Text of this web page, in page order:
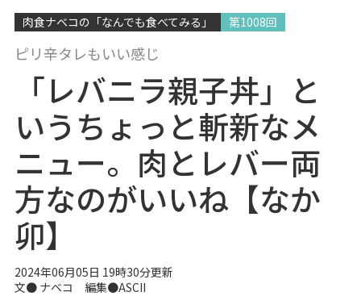
肉食ナベコの「なんでも食べてみる」 第1008回
ピリ辛タレもいい感じ
「レバニラ親子丼」と
いうちょっと斬新なメ
ニュー。肉とレバー両
方なのがいいね【なか
卯】
2024年06月05日 19時30分更新
文● ナベコ 編集●ASCII